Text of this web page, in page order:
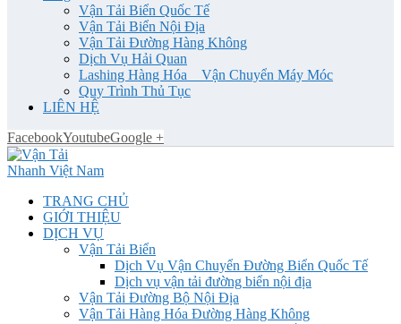
Vận Tải Biển Quốc Tế
Vận Tải Biển Nội Địa
Vận Tải Đường Hàng Không
Dịch Vụ Hải Quan
Lashing Hàng Hóa _ Vận Chuyển Máy Móc
Quy Trình Thủ Tục
LIÊN HỆ
FacebookYoutubeGoogle +
TRANG CHỦ
GIỚI THIỆU
DỊCH VỤ
Vận Tải Biển
Dịch Vụ Vận Chuyển Đường Biển Quốc Tế
Dịch vụ vận tải đường biển nội địa
Vận Tải Đường Bộ Nội Địa
Vận Tải Hàng Hóa Đường Hàng Không